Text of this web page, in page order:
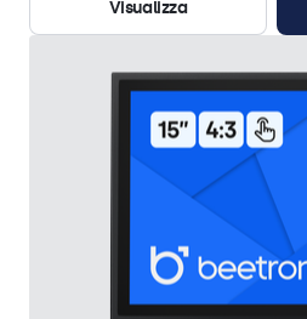
Visualizza